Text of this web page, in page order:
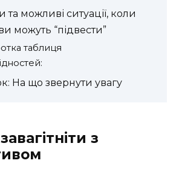
та можливі ситуації, коли
можуть “підвести”
таблиця
На що звернути увагу
з